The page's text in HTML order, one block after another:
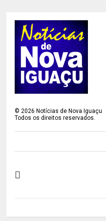
©2026 Notícias de Nova Iguaçu
Todos os direitos reservados.